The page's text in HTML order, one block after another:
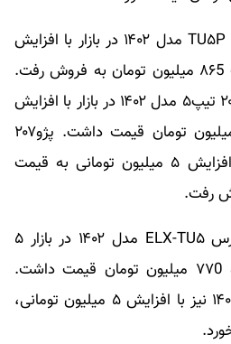
اما قیمت پژو۲۰۷ اتوماتیک TU۵P مدل ۱۴۰۲ در بازار با افزایش
۵ میلیون تومانی به قیمت ۸۶5 میلیون تومان به فروش رفت.
این در حالی است که پژو۲۰۷ تیپ۵ مدل ۱۴۰۲ در بازار با افزایش
10 میلیون تومانی ۶5۵ میلیون تومان قیمت داشت. پژو۲۰۷
دنده‌ای مدل ۱۴۰۲ هم با افزایش ۵ میلیون تومانی به قیمت
در این میان، قیمت پژوپارس ELX-TU۵ مدل ۱۴۰۲ در بازار ۵
میلیون تومان گران شد و ۷۷0 میلیون تومان قیمت داشت.
قیمت پژوپارس LX مدل ۱۴۰۲ نیز با افزایش ۵ میلیون تومانی،